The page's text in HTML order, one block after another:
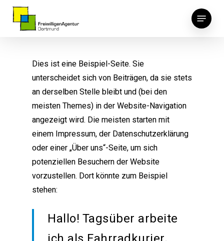
Skip
Menu
Dies ist eine Beispiel-Seite. Sie
unterscheidet sich von Beiträgen, da sie stets
an derselben Stelle bleibt und (bei den
meisten Themes) in der Website-Navigation
angezeigt wird. Die meisten starten mit
einem Impressum, der Datenschutzerklärung
oder einer „Über uns“-Seite, um sich
potenziellen Besuchern der Website
vorzustellen. Dort könnte zum Beispiel
stehen:
Hallo! Tagsüber arbeite